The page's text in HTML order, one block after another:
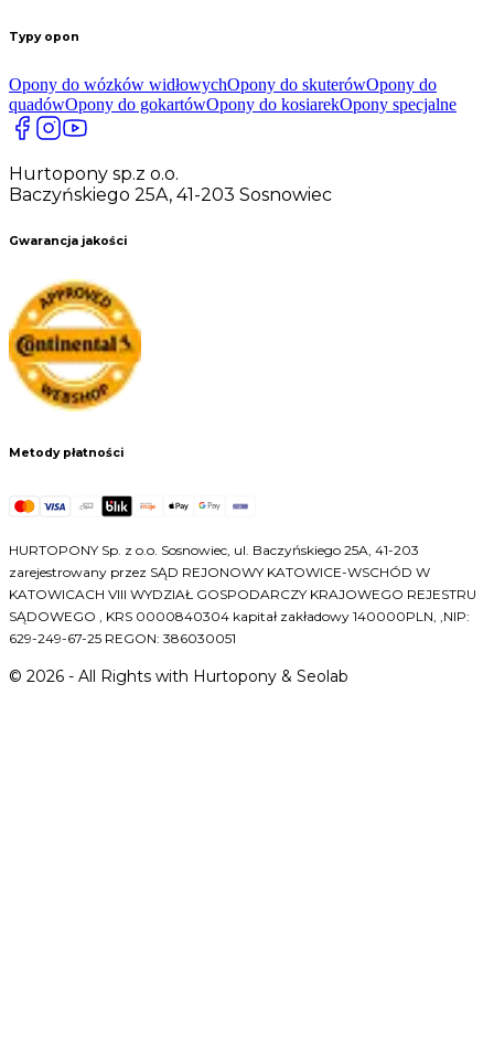
Typy opon
Opony do wózków widłowychOpony do skuterówOpony do
quadówOpony do gokartówOpony do kosiarekOpony specjalne
Hurtopony sp.z o.o.
Baczyńskiego 25A, 41-203 Sosnowiec
Gwarancja jakości
Metody płatności
HURTOPONY Sp. z o.o. Sosnowiec, ul. Baczyńskiego 25A, 41-203
zarejestrowany przez SĄD REJONOWY KATOWICE-WSCHÓD W
KATOWICACH VIII WYDZIAŁ GOSPODARCZY KRAJOWEGO REJESTRU
SĄDOWEGO , KRS 0000840304 kapitał zakładowy 140000PLN, ,NIP:
629-249-67-25 REGON: 386030051
© 2026 - All Rights with Hurtopony & Seolab